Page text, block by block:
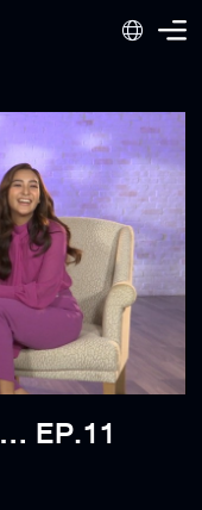
เปิดกองวิก 3 เทพธิดาปลาร้า EP.11